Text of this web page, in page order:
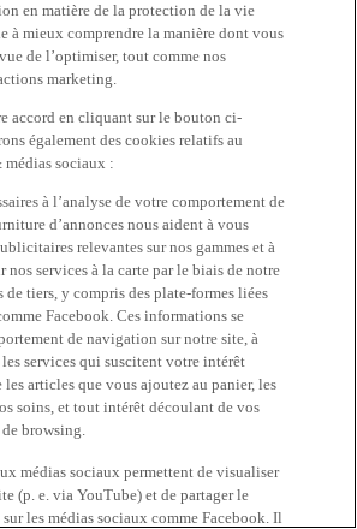
en matière de la protection de la vie
à mieux comprendre la manière dont vous
de l’optimiser, tout comme nos
marketing.
accord en cliquant sur le bouton ci-
également des cookies relatifs au
sociaux :
à l’analyse de votre comportement de
d’annonces nous aident à vous
relevantes sur nos gammes et à
nos services à la carte par le biais de notre
de tiers, y compris des plate-formes liées
Facebook. Ces informations se
de navigation sur notre site, à
services qui suscitent votre intérêt
articles que vous ajoutez au panier, les
soins, et tout intérêt découlant de vos
browsing.
médias sociaux permettent de visualiser
(p. e. via YouTube) et de partager le
les médias sociaux comme Facebook. Il